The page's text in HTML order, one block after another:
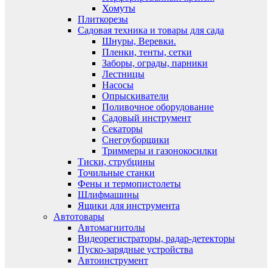
Хомуты
Плиткорезы
Садовая техника и товары для сада
Шнуры, Веревки.
Пленки, тенты, сетки
Заборы, ограды, парники
Лестницы
Насосы
Опрыскиватели
Поливочное оборудование
Садовый инструмент
Секаторы
Снегоуборщики
Триммеры и газонокосилки
Тиски, струбцины
Точильные станки
Фены и термопистолеты
Шлифмашины
Ящики для инструмента
Автотовары
Автомагнитолы
Видеорегистраторы, радар-детекторы
Пуско-зарядные устройства
Автоинструмент